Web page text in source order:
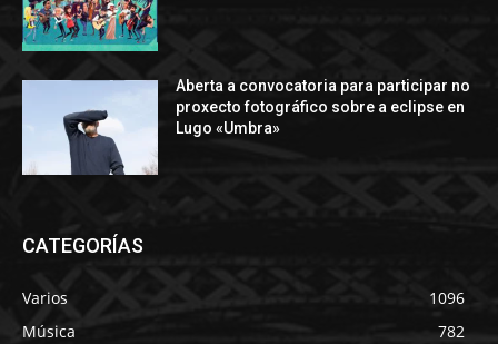
Aberta a convocatoria para participar no
proxecto fotográfico sobre a eclipse en
Lugo «Umbra»
CATEGORÍAS
Varios
1096
Música
782